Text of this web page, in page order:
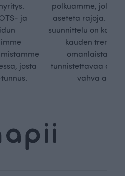
ja
josta
polkuamme, jolla
aseteta rajoja.
suunnittelu on
kauden
omanlaista,
tunnistettavaa
vahva